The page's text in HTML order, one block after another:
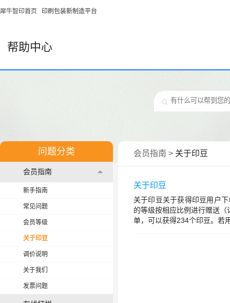
犀牛智印首页 印刷包装新制造平台
帮助中心
问题分类
会员指南
新手指南
常见问题
会员等级
关于印豆
调价说明
关于我们
发票问题
会员指南 > 关于印豆
关于印豆
关于印豆关于获得印豆用户
的等级按相应比例进行赠送
单，可以获得234个印豆。若